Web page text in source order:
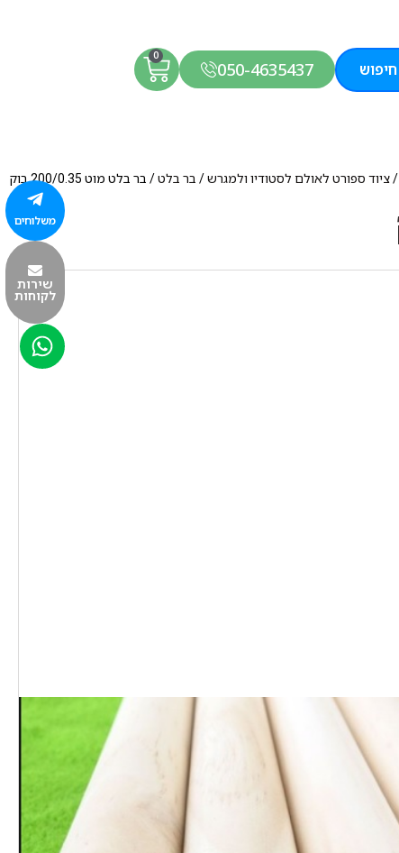
חיפוש 050-4635437
0
/ציוד ספורט לאולם לסטודיו ולמגרש/ בר בלט/ בר בלט מוט 200/0.35 בוק
משלוחים
שירות
לקוחות